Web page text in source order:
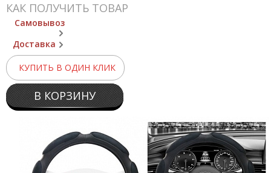
КАК ПОЛУЧИТЬ ТОВАР
Самовывоз
Доставка
КУПИТЬ В ОДИН КЛИК
В КОРЗИНУ